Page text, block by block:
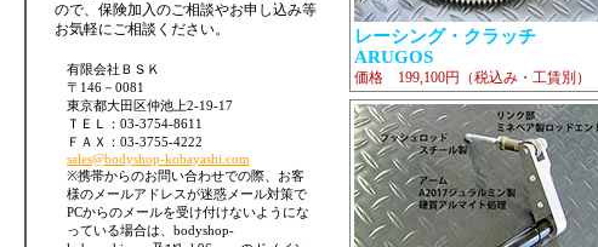
ので、保険加入のご相談やお申し込み等
お気軽にご相談ください。
有限会社ＢＳＫ
〒146－0081
東京都大田区仲池上2-19-17
ＴＥＬ：03-3754-8611
ＦＡＸ：03-3755-4222
sales@bodyshop-kobayashi.com
※携帯からのお問い合わせでの際、お客
様のメールアドレスが迷惑メール対策で
PCからのメールを受け付けないようにな
っている場合は、bodyshop-
レーシング・クラッチ
ARUGOS
価格 199,100円（税込み・工賃別）